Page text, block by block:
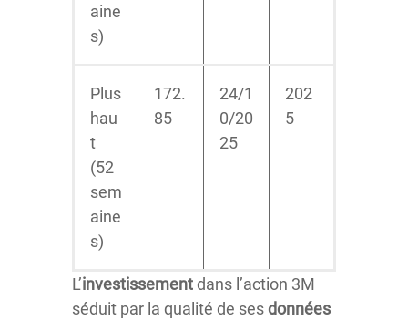
aine
s)
Plus
hau
t
(52
sem
aine
s)
172.
85
24/1
0/20
25
202
5
L’investissement dans l’action 3M
séduit par la qualité de sesdonnées